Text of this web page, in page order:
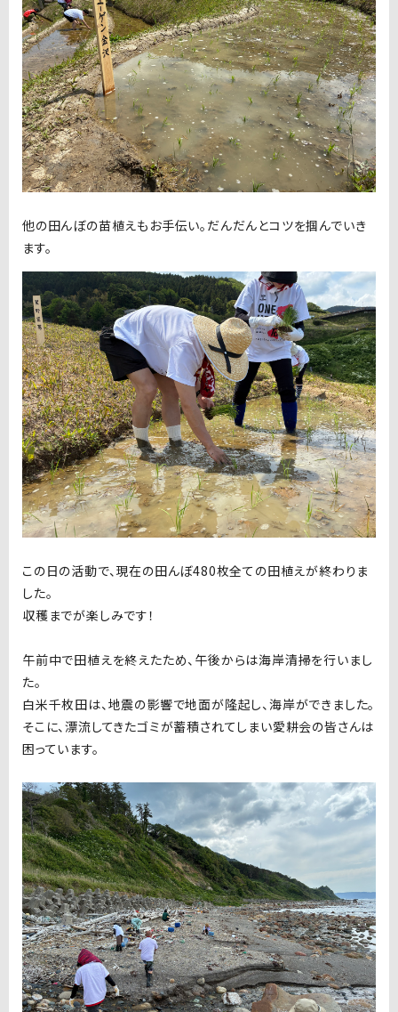
他の田んぼの苗植えもお手伝い。だんだんとコツを掴んでいき
ます。
この日の活動で、現在の田んぼ480枚全ての田植えが終わりま
した。
収穫までが楽しみです！
午前中で田植えを終えたため、午後からは海岸清掃を行いまし
た。
白米千枚田は、地震の影響で地面が隆起し、海岸ができました。
そこに、漂流してきたゴミが蓄積されてしまい愛耕会の皆さんは
困っています。